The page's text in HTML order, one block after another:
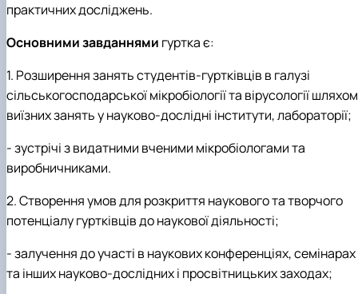
практичних досліджень.
Основними завданнями гуртка є:
1. Розширення занять студентів-гуртківців в галузі
сільськогосподарської мікробіології та вірусології шляхом
виїзних занять у науково-дослідні інститути, лабораторії;
- зустрічі з видатними вченими мікробіологами та
виробничниками.
2. Створення умов для розкриття наукового та творчого
потенціалу гуртківців до наукової діяльності;
- залучення до участі в наукових конференціях, семінарах
та інших науково-дослідних і просвітницьких заходах;